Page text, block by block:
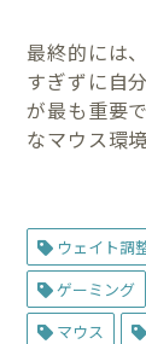
最終的には
すぎずに自
が最も重要
なマウス環
ウェイト調
ゲーミング
マウス